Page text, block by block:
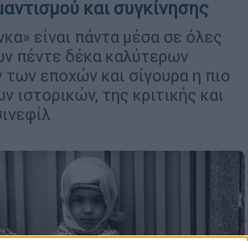
και συγκίνησης
είναι πάντα μέσα σε όλες
πέντε δέκα καλύτερων
των εποχών και σίγουρα η πιο
ιστορικών, της κριτικής και